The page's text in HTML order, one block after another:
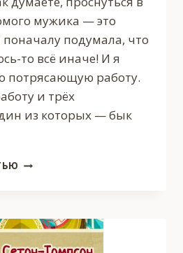
мужика — это
поначалу подумала, что
то всё иначе! И я
потрясающую работу.
и трёх
из которых — бык
ТРИ